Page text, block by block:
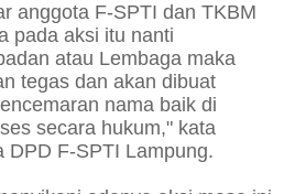
anggota F-SPTI dan TKBM
pada aksi itu nanti
atau Lembaga maka
tegas dan akan dibuat
nama baik di
secara hukum," kata
DPD F-SPTI Lampung.